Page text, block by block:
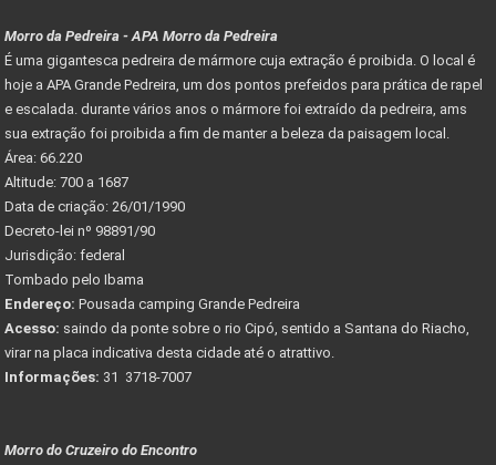
Morro da Pedreira - APA Morro da Pedreira
É uma gigantesca pedreira de mármore cuja extração é proibida. O local é
hoje a APA Grande Pedreira, um dos pontos prefeidos para prática de rapel
e escalada. durante vários anos o mármore foi extraído da pedreira, ams
sua extração foi proibida a fim de manter a beleza da paisagem local.
Área: 66.220
Altitude: 700 a 1687
Data de criação: 26/01/1990
Decreto-lei nº 98891/90
Jurisdição: federal
Tombado pelo Ibama
Endereço: Pousada camping Grande Pedreira
Acesso: saindo da ponte sobre o rio Cipó, sentido a Santana do Riacho,
virar na placa indicativa desta cidade até o atrattivo.
Informações: 31 3718-7007
Morro do Cruzeiro do Encontro